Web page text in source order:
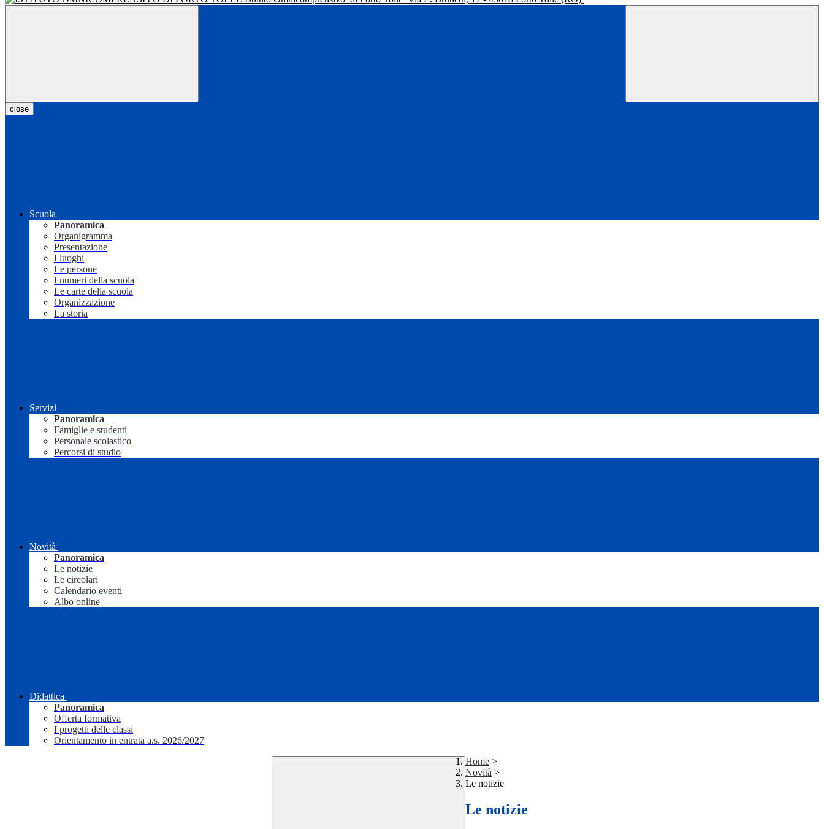
close
Scuola
Panoramica
Organigramma
Presentazione
I luoghi
Le persone
I numeri della scuola
Le carte della scuola
Organizzazione
La storia
Servizi
Panoramica
Famiglie e studenti
Personale scolastico
Percorsi di studio
Novità
Panoramica
Le notizie
Le circolari
Calendario eventi
Albo online
Didattica
Panoramica
Offerta formativa
I progetti delle classi
Orientamento in entrata a.s. 2026/2027
Home >
Novità >
Le notizie
Le notizie